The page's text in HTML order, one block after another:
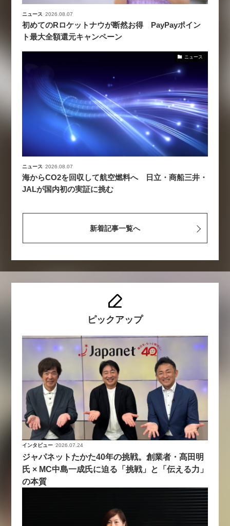
ニュース 2026.08.07
初めてのRロケットナウが断然お得 PayPayポイン
ト最大全額還元キャンペーン
ニュース
ニュース 2026.08.07
海からCO2を回収して航空燃料へ 日立・商船三井・
JALが国内初の実証に挑む
新着記事一覧へ
ピックアップ
インタビュー 2026.07.24
ジャパネットたかた40年の挑戦。創業者・髙田明
氏 × MC中島一成氏に迫る「挑戦」と「伝える力」
の本質